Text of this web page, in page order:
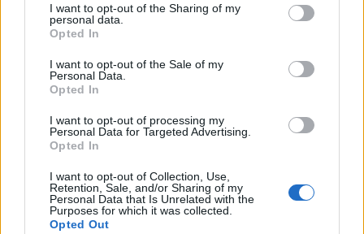
I want to opt-out of the Sharing of my
personal data.
Opted In
I want to opt-out of the Sale of my
Personal Data.
Opted In
I want to opt-out of processing my
Personal Data for Targeted Advertising.
Opted In
I want to opt-out of Collection, Use,
Retention, Sale, and/or Sharing of my
Personal Data that Is Unrelated with the
Purposes for which it was collected.
Opted Out
BARRIO MARIANO MORENO (VALENTIN ALSINA,
PDO. LANUS) Buenos Aires
deEL EMBRUJOaBARRIO MARIANO MORENO
(VALENTIN ALSINA, PDO. LANUS) Buenos Aires
de ALMACENES FFCC.GRAL.SAN MARTIN Buenos
AiresaBARRIO DE LA MERCED
FFCC.GRAL.SAN MARTIN Buenos Aires
BARRIO VILLA GAUCHO Buenos Aires
LOS PINOS (LLAVALLOL, PDO. LOMAS DE ZAMORA)